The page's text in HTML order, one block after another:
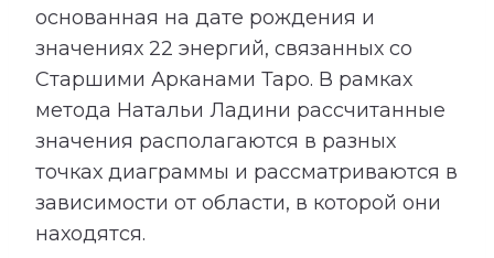
основанная на дате рождения и
значениях 22 энергий, связанных со
Старшими Арканами Таро. В рамках
метода Натальи Ладини рассчитанные
значения располагаются в разных
точках диаграммы и рассматриваются в
зависимости от области, в которой они
находятся.